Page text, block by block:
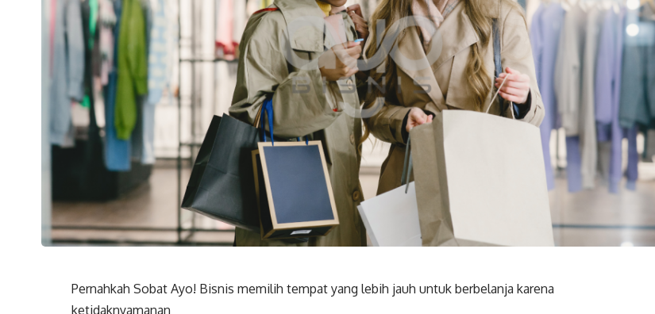
Pernahkah Sobat Ayo! Bisnis memilih tempat yang lebih jauh untuk berbelanja karena
ketidaknyamanan